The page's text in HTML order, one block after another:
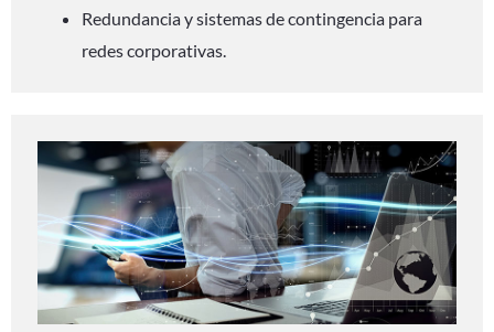
Redundancia y sistemas de contingencia para
redes corporativas.